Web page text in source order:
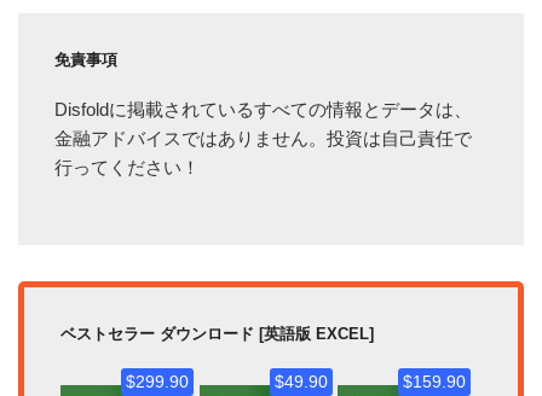
免責事項
Disfoldに掲載されているすべての情報とデータは、
金融アドバイスではありません。投資は自己責任で
行ってください！
ベストセラー ダウンロード [英語版 EXCEL]
$299.90 $49.90 $159.90